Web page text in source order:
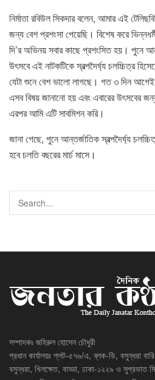
নির্মাতা রবিউল সিকদার বলেন, আমার এই
জন্য বেশ প্রশংসা পেয়েছি। বিশেষ করে
দি’র অভিনয় সবার কাছে প্রশংসিত হয়। পুনে
উৎসবে এই নাটকটিকে স্বল্পদৈর্ঘ্য চলচ্চিত্র
যেটা শুনে বেশ ভালো লাগছে। গত ৩ দিন
এসব বিষয় জানানো হয় এবং এবারের উৎসবের
এরপর আমি এটি সাবমিশন করি।
জানা গেছে, পুনে আন্তর্জাতিক স্বল্পদৈর্ঘ্য
হবে চলতি বছরের মার্চ মাসে।
সম্পাদকঃ জহিরুল হোসেন চৌধুরী
প্রধান কার্যালয়ঃ প্লট-৫৭৬/এ, ব্লক-ডি, বসুন্ধরা
বসুন্ধরা, খিলক্ষেত, বাড্ডা, ঢাকা-১২২৯ ও সুপ্রভাত